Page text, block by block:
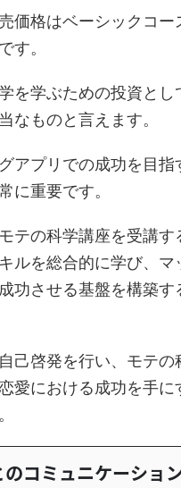
価格はベーシックコ
す。
を学ぶための投資と
なものと言えます。
アプリでの成功を目
に重要です。
テの科学講座を受講す
ルを総合的に学び、
功させる基盤を構築す
己啓発を行い、モテの
愛における成功を手に
のコミュニケーショ